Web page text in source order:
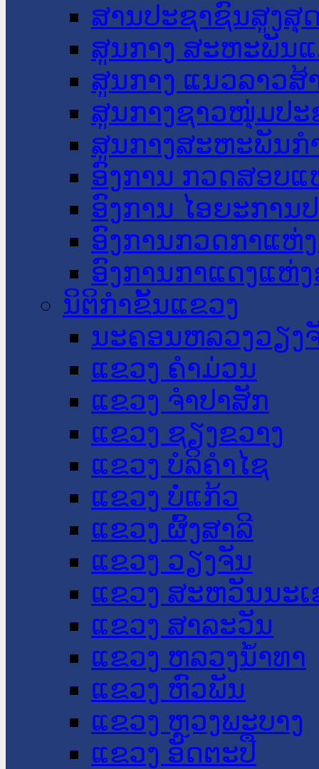
ສານປະຊາຊົນສູງສຸ
ສູນກາງ ສະຫະພັນ
ສູນກາງ ແນວລາວສ້
ສູນກາງຊາວໜຸ່ມປະ
ສູນກາງສະຫະພັນກ
ອົງການ ກວດສອບແ
ອົງການ ໄອຍະການ
ອົງການກວດກາແຫ່
ອົງການກາແດງແຫ່
ນິຕິກໍາຂັ້ນແຂວງ
ນະ​ຄອນ​ຫລວງວຽງ
ແຂວງ ຄໍາມ່ວນ
ແຂວງ ຈໍາປາສັກ
ແຂວງ ຊຽງຂວາງ
ແຂວງ ບໍລິຄໍາໄຊ
ແຂວງ ບໍ່ແກ້ວ
ແຂວງ ຜົ້ງສາລີ
ແຂວງ ວຽງຈັນ
ແຂວງ ສະຫວັນນະ
ແຂວງ ສາລະວັນ
ແຂວງ ຫລວງນໍ້າທາ
ແຂວງ ຫົວພັນ
ແຂວງ ຫຼວງພະບາງ
ແຂວງ ອັດຕະປື